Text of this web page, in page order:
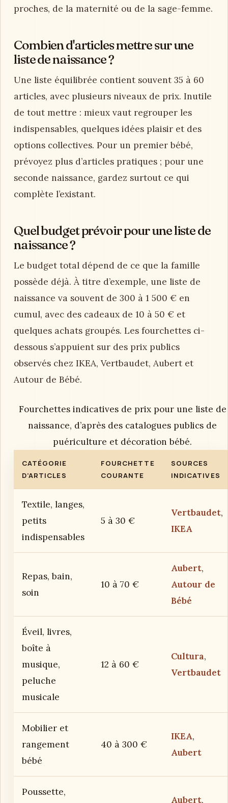
proches, de la maternité ou de la sage-femme.
Combien d'articles mettre sur une
liste de naissance ?
Une liste équilibrée contient souvent 35 à 60
articles, avec plusieurs niveaux de prix. Inutile
de tout mettre : mieux vaut regrouper les
indispensables, quelques idées plaisir et des
options collectives. Pour un premier bébé,
prévoyez plus d’articles pratiques ; pour une
seconde naissance, gardez surtout ce qui
complète l’existant.
Quel budget prévoir pour une liste de
naissance ?
Le budget total dépend de ce que la famille
possède déjà. À titre d’exemple, une liste de
naissance va souvent de 300 à 1 500 € en
cumul, avec des cadeaux de 10 à 50 € et
quelques achats groupés. Les fourchettes ci-
dessous s’appuient sur des prix publics
observés chez IKEA, Vertbaudet, Aubert et
Autour de Bébé.
Fourchettes indicatives de prix pour une liste de
naissance, d’après des catalogues publics de
puériculture et décoration bébé.
CATÉGORIE
D’ARTICLES
FOURCHETTE
COURANTE
SOURCES
INDICATIVES
Textile, langes,
petits
indispensables
5 à 30 €
Vertbaudet,
IKEA
Repas, bain,
soin
10 à 70 €
Aubert,
Autour de
Bébé
Éveil, livres,
boîte à
musique,
peluche
musicale
12 à 60 €
Cultura,
Vertbaudet
Mobilier et
rangement
bébé
40 à 300 €
IKEA,
Aubert
Poussette,
Aubert,